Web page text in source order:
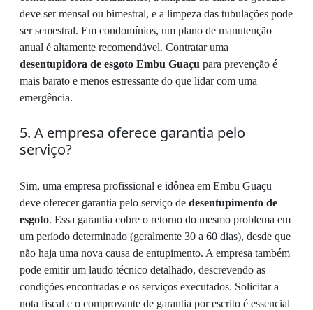
deve ser mensal ou bimestral, e a limpeza das tubulações pode
ser semestral. Em condomínios, um plano de manutenção
anual é altamente recomendável. Contratar uma
desentupidora de esgoto Embu Guaçu para prevenção é
mais barato e menos estressante do que lidar com uma
emergência.
5. A empresa oferece garantia pelo
serviço?
Sim, uma empresa profissional e idônea em Embu Guaçu
deve oferecer garantia pelo serviço de desentupimento de
esgoto. Essa garantia cobre o retorno do mesmo problema em
um período determinado (geralmente 30 a 60 dias), desde que
não haja uma nova causa de entupimento. A empresa também
pode emitir um laudo técnico detalhado, descrevendo as
condições encontradas e os serviços executados. Solicitar a
nota fiscal e o comprovante de garantia por escrito é essencial